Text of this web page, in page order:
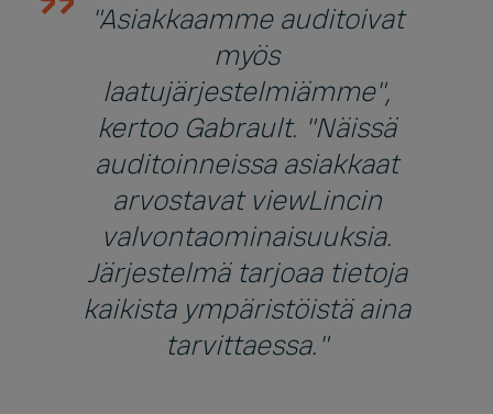
"Asiakkaamme auditoivat
myös
laatujärjestelmiämme",
kertoo Gabrault. "Näissä
auditoinneissa asiakkaat
arvostavat viewLincin
valvontaominaisuuksia.
Järjestelmä tarjoaa tietoja
kaikista ympäristöistä aina
tarvittaessa."